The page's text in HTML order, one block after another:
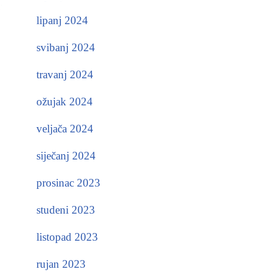
lipanj 2024
svibanj 2024
travanj 2024
ožujak 2024
veljača 2024
siječanj 2024
prosinac 2023
studeni 2023
listopad 2023
rujan 2023